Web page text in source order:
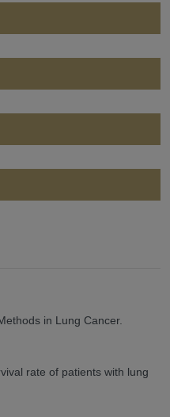
in Lung Cancer.
rate of patients with lung